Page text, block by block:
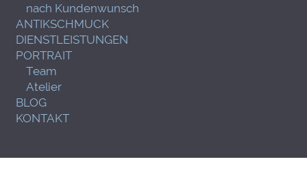
nach Kundenwunsch
ANTIKSCHMUCK
DIENSTLEISTUNGEN
PORTRAIT
Team
Atelier
BLOG
KONTAKT